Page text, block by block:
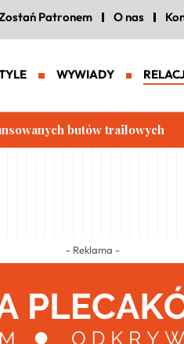
Patronem O nas
WYWIADY
butów trailowych
- Reklama -